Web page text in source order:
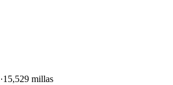
15,529 millas